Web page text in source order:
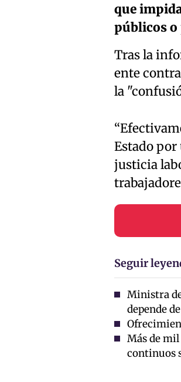
que
públicos
Tras la
ente
la
Estado por
justicia
Seguir
Ministra
depende
Más de
continuos